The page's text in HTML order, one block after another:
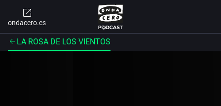
ondacero.es
LA ROSA DE LOS VIENTOS